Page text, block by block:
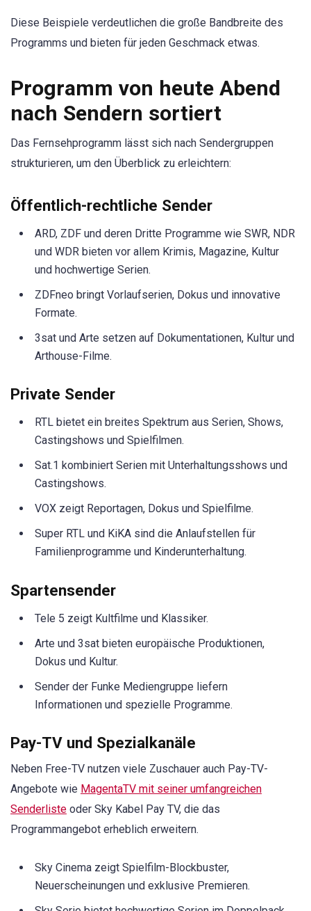
Diese Beispiele verdeutlichen die große Bandbreite des
Programms und bieten für jeden Geschmack etwas.
Programm von heute Abend
nach Sendern sortiert
Das Fernsehprogramm lässt sich nach Sendergruppen
strukturieren, um den Überblick zu erleichtern:
Öffentlich-rechtliche Sender
ARD, ZDF und deren Dritte Programme wie SWR, NDR
und WDR bieten vor allem Krimis, Magazine, Kultur
und hochwertige Serien.
ZDFneo bringt Vorlaufserien, Dokus und innovative
Formate.
3sat und Arte setzen auf Dokumentationen, Kultur und
Arthouse-Filme.
Private Sender
RTL bietet ein breites Spektrum aus Serien, Shows,
Castingshows und Spielfilmen.
Sat.1 kombiniert Serien mit Unterhaltungsshows und
Castingshows.
VOX zeigt Reportagen, Dokus und Spielfilme.
Super RTL und KiKA sind die Anlaufstellen für
Familienprogramme und Kinderunterhaltung.
Spartensender
Tele 5 zeigt Kultfilme und Klassiker.
Arte und 3sat bieten europäische Produktionen,
Dokus und Kultur.
Sender der Funke Mediengruppe liefern
Informationen und spezielle Programme.
Pay-TV und Spezialkanäle
Neben Free-TV nutzen viele Zuschauer auch Pay-TV-
Angebote wie MagentaTV mit seiner umfangreichen
Senderliste oder Sky Kabel Pay TV, die das
Programmangebot erheblich erweitern.
Sky Cinema zeigt Spielfilm-Blockbuster,
Neuerscheinungen und exklusive Premieren.